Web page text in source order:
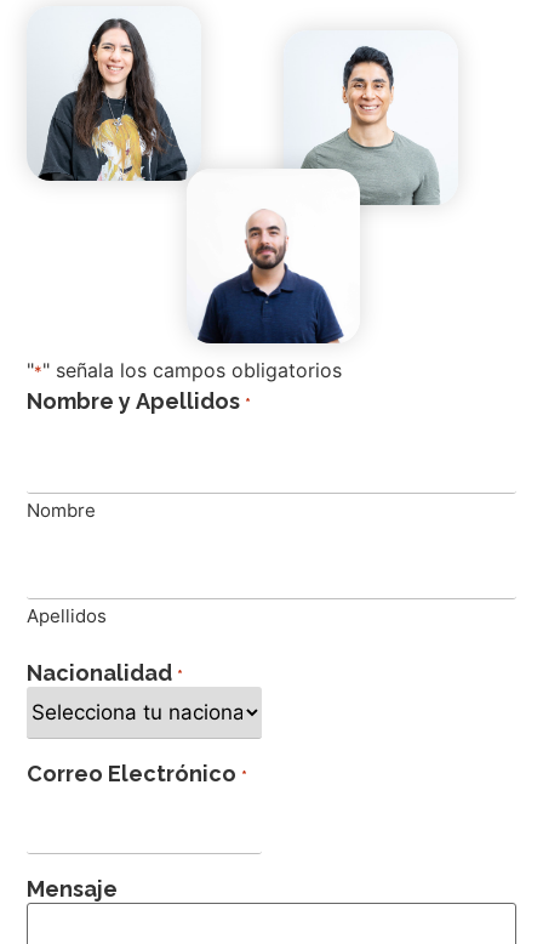
"*" señala los campos obligatorios
Nombre y Apellidos *
Nombre
Apellidos
Nacionalidad *
Correo Electrónico *
Mensaje